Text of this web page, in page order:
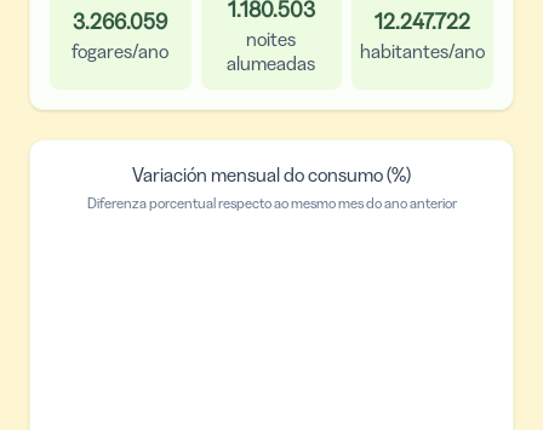
3.266.059
fogares/ano
1.180.503
noites
alumeadas
12.247.722
habitantes/ano
Variación mensual do consumo (%)
Diferenza porcentual respecto ao mesmo mes do ano anterior